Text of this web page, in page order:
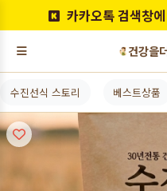
카카오톡 검색창
건강을
수진선식 스토리 베스트상품